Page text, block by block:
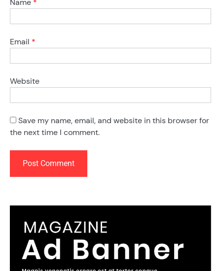
Name *
Email *
Website
Save my name, email, and website in this browser for
the next time I comment.